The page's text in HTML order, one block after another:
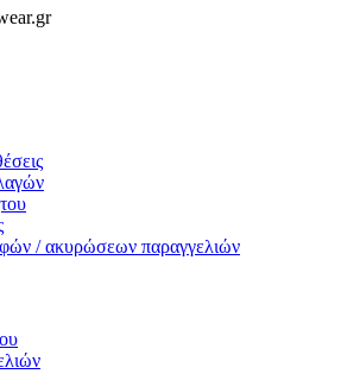
/ ακυρώσεων παραγγελιών